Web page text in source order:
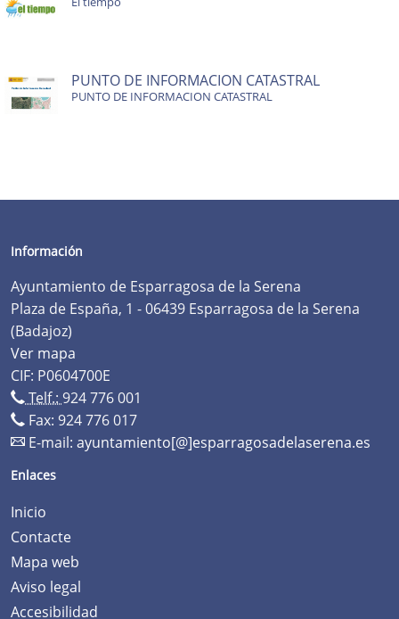
PUNTO DE INFORMACION CATASTRAL
PUNTO DE INFORMACION CATASTRAL
Información
Ayuntamiento de Esparragosa de la Serena
Plaza de España, 1 - 06439 Esparragosa de la Serena
(Badajoz)
Ver mapa
CIF: P0604700E
Telf.: 924 776 001
Fax: 924 776 017
E-mail: ayuntamiento[@]esparragosadelaserena.es
Enlaces
Inicio
Contacte
Mapa web
Aviso legal
Accesibilidad